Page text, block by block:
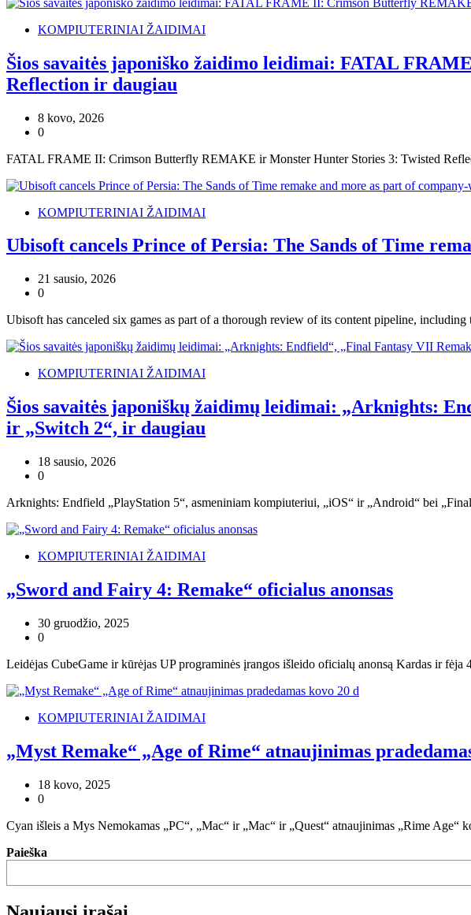
KOMPIUTERINIAI ŽAIDIMAI
Šios savaitės japoniško žaidimo leidimai: FATAL
Reflection ir daugiau
8 kovo, 2026
0
FATAL FRAME II: Crimson Butterfly REMAKE ir Monster Hunter Stories 3: Twisted
KOMPIUTERINIAI ŽAIDIMAI
Ubisoft cancels Prince of Persia: The Sands of Time
21 sausio, 2026
0
Ubisoft has canceled six games as part of a thorough review of its content pipeline,
KOMPIUTERINIAI ŽAIDIMAI
Šios savaitės japoniškų žaidimų leidimai: „Arknights:
ir „Switch 2“, ir daugiau
18 sausio, 2026
0
Arknights: Endfield „PlayStation 5“, asmeniniam kompiuteriui, „iOS“ ir „Android“ bei
KOMPIUTERINIAI ŽAIDIMAI
„Sword and Fairy 4: Remake“ oficialus anonsas
30 gruodžio, 2025
0
Leidėjas CubeGame ir kūrėjas UP programinės įrangos išleido oficialų anonsą Kardas ir
KOMPIUTERINIAI ŽAIDIMAI
„Myst Remake“ „Age of Rime“ atnaujinimas
18 kovo, 2025
0
Cyan išleis a Mys Nemokamas „PC“, „Mac“ ir „Mac“ ir „Quest“ atnaujinimas „Rime
Paieška